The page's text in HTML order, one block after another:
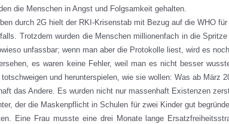
die Menschen in Angst und Folgsamkeit gehalten.
durch 2G hielt der RKI-Krisenstab mit Bezug auf die WHO für
Trotzdem wurden die Menschen millionenfach in die
unfassbar; wenn man aber die Protokolle liest, wird es
es waren keine Fehler, weil man es nicht besser
und herunterspielen, wie sie wollen: Was ab März
das Andere. Es wurden nicht nur massenhaft Existenzen
der die Maskenpflicht in Schulen für zwei Kinder gut
Eine Frau musste eine drei Monate lange